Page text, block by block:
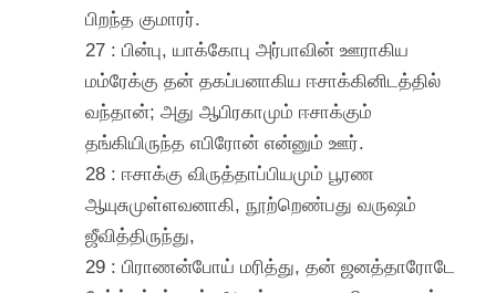
பிறந்த குமாரர்.
27 : பின்பு, யாக்கோபு அர்பாவின் ஊராகிய
மம்ரேக்கு தன் தகப்பனாகிய ஈசாக்கினிடத்தில்
வந்தான்; அது ஆபிரகாமும் ஈசாக்கும்
தங்கியிருந்த எபிரோன் என்னும் ஊர்.
28 : ஈசாக்கு விருத்தாப்பியமும் பூரண
ஆயுசுமுள்ளவனாகி, நூற்றெண்பது வருஷம்
ஜீவித்திருந்து,
29 : பிராணன்போய் மரித்து, தன் ஜனத்தாரோடே